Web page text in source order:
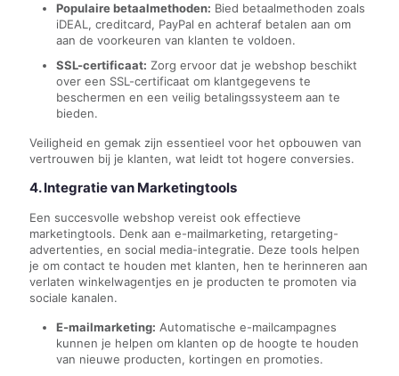
Populaire betaalmethoden: Bied betaalmethoden zoals
iDEAL, creditcard, PayPal en achteraf betalen aan om
aan de voorkeuren van klanten te voldoen.
SSL-certificaat: Zorg ervoor dat je webshop beschikt
over een SSL-certificaat om klantgegevens te
beschermen en een veilig betalingssysteem aan te
bieden.
Veiligheid en gemak zijn essentieel voor het opbouwen van
vertrouwen bij je klanten, wat leidt tot hogere conversies.
4. Integratie van Marketingtools
Een succesvolle webshop vereist ook effectieve
marketingtools. Denk aan e-mailmarketing, retargeting-
advertenties, en social media-integratie. Deze tools helpen
je om contact te houden met klanten, hen te herinneren aan
verlaten winkelwagentjes en je producten te promoten via
sociale kanalen.
E-mailmarketing: Automatische e-mailcampagnes
kunnen je helpen om klanten op de hoogte te houden
van nieuwe producten, kortingen en promoties.